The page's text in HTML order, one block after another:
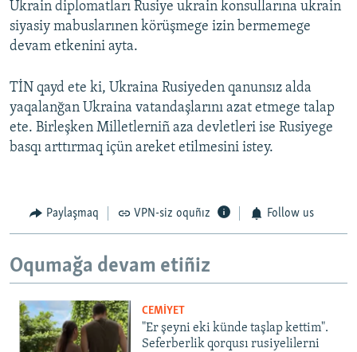
Ukrain diplomatları Rusiye ukrain konsullarına ukrain
siyasiy mabuslarınen körüşmege izin bermemege
devam etkenini ayta.
TİN qayd ete ki, Ukraina Rusiyeden qanunsız alda
yaqalanğan Ukraina vatandaşlarını azat etmege talap
ete. Birleşken Milletlerniñ aza devletleri ise Rusiyege
basqı arttırmaq içün areket etilmesini istey.
Paylaşmaq VPN-siz oquñız Follow us
Oqumağa devam etiñiz
CEMİYET
"Er şeyni eki künde taşlap kettim".
Seferberlik qorqusı rusiyelilerni